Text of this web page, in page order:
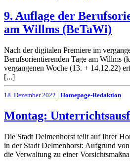
9. Auflage der
am Willms (BeTaWi)
Nach der digitalen Premiere im
Berufsorientierenden Tage am Willms
vergangenen Woche (13. + 14.12.22)
[...]
18. Dezember 2022 | Homepage-Redaktion
Montag:
Die Stadt Delmenhorst teilt auf Ihrer
in der Stadt Delmenhorst: Aufgrund
die Verwaltung zu einer